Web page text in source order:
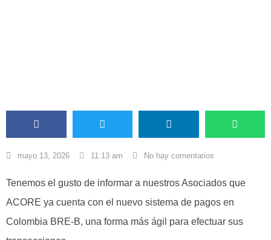
mayo 13, 2026 11:13 am No hay comentarios
Tenemos el gusto de informar a nuestros Asociados que
ACORE ya cuenta con el nuevo sistema de pagos en
Colombia BRE-B, una forma más ágil para efectuar sus